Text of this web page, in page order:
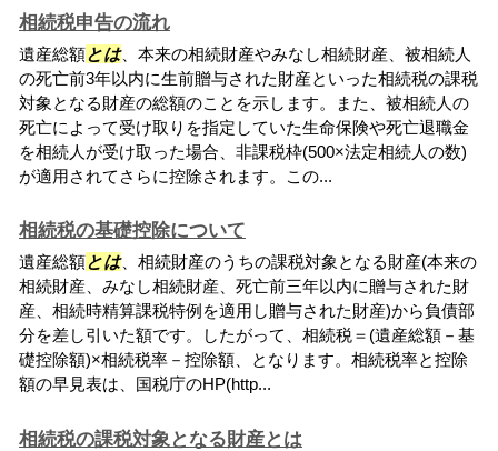
相続税申告の流れ
遺産総額とは、本来の相続財産やみなし相続財産、被相続人
の死亡前3年以内に生前贈与された財産といった相続税の課税
対象となる財産の総額のことを示します。また、被相続人の
死亡によって受け取りを指定していた生命保険や死亡退職金
を相続人が受け取った場合、非課税枠(500×法定相続人の数)
が適用されてさらに控除されます。この...
相続税の基礎控除について
遺産総額とは、相続財産のうちの課税対象となる財産(本来の
相続財産、みなし相続財産、死亡前三年以内に贈与された財
産、相続時精算課税特例を適用し贈与された財産)から負債部
分を差し引いた額です。したがって、相続税＝(遺産総額－基
礎控除額)×相続税率－控除額、となります。相続税率と控除
額の早見表は、国税庁のHP(http...
相続税の課税対象となる財産とは